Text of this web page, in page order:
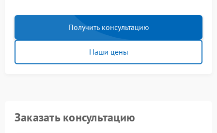
Получить консультацию
Наши цены
Заказать консультацию